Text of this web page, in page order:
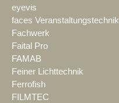
eyevis
faces Veranstaltungstechnik
Fachwerk
Faital Pro
FAMAB
Feiner Lichttechnik
Ferrofish
FILMTEC